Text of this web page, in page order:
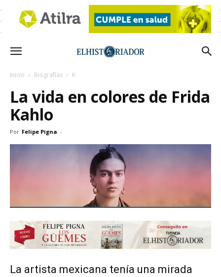
Inicio Biografías K
La vida en colores de Frida
Kahlo
Por Felipe Pigna -
La artista mexicana tenía una mirada